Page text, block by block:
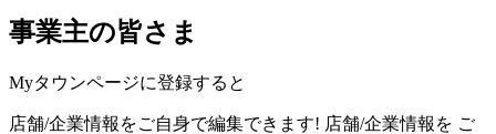
事業主の皆さま
Myタウンページに登録すると
店舗/企業情報をご自身で編集できます! 店舗/企業情報を ご